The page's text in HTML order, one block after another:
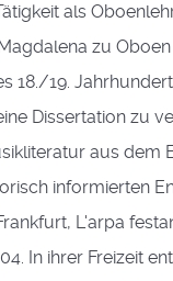
als
zu
18./19.
Dissertation zu
aus dem
informierten
L'arpa
In ihrer Freizeit